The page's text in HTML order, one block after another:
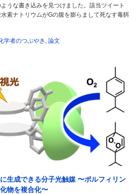
うな書き込みを見つけました。該当ツイート
素ナトリウムがGの腹を膨らまして死なす毒餌
学者のつぶやき 論文
生成できる分子光触媒 〜ポルフィリン
物を複合化〜